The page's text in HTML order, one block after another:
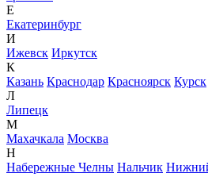
Е
Екатеринбург
И
Ижевск Иркутск
К
Казань Краснодар Красноярск Курск
Л
Липецк
М
Махачкала Москва
Н
Набережные Челны Нальчик